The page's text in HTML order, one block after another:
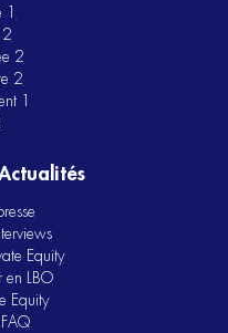
1
2
2
2
1
Equity
en LBO
Equity